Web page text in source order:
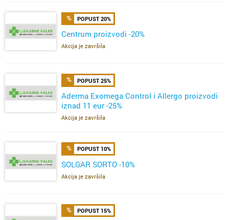
POPUST 20%
Centrum proizvodi -20%
Akcija je završila
POPUST 25%
Aderma Exomega Control i Allergo proizvodi
iznad 11 eur -25%
Akcija je završila
POPUST 10%
SOLGAR SORTO -10%
Akcija je završila
POPUST 15%